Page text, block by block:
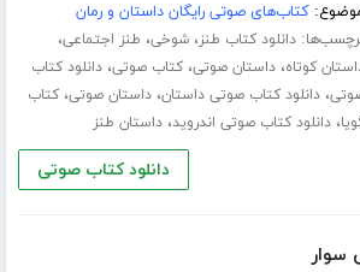
کتاب‌های صوتی رایگان داستان و رمان
دانلود کتاب طنز،شوخی، طنز اجتماعی،
کوتاه،داستان صوتی،کتاب صوتی،دانلود کتاب
،دانلود کتاب صوتی داستان،داستان صوتی،کتاب
،دانلود کتاب صوتی اندروید،داستان طنز
دانلود کتاب صوتی
سوار